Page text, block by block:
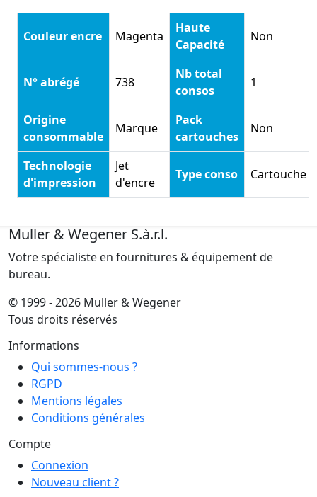
Couleur encre Magenta
Haute
Capacité
Non
N° abrégé 738
Nb total
consos
1
Origine
consommable
Marque
Pack
cartouches
Non
Technologie
d'impression
Jet
d'encre
Type conso Cartouche
Muller & Wegener S.à.r.l.
Votre spécialiste en fournitures & équipement de
bureau.
© 1999 - 2026 Muller & Wegener
Tous droits réservés
Informations
Qui sommes-nous ?
RGPD
Mentions légales
Conditions générales
Compte
Connexion
Nouveau client ?